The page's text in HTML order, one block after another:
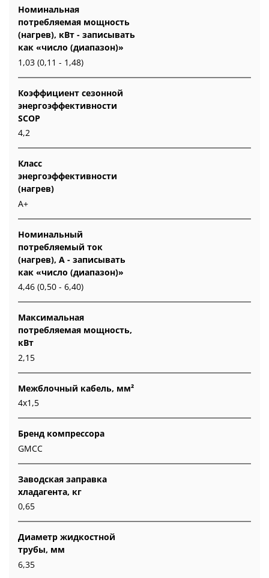
Номинальная
потребляемая мощность
(нагрев), кВт - записывать
как «число (диапазон)»
1,03 (0,11 - 1,48)
Коэффициент сезонной
энергоэффективности
SCOP
4,2
Класс
энергоэффективности
(нагрев)
А+
Номинальный
потребляемый ток
(нагрев), А - записывать
как «число (диапазон)»
4,46 (0,50 - 6,40)
Максимальная
потребляемая мощность,
кВт
2,15
Межблочный кабель, мм²
4x1,5
Бренд компрессора
GMCC
Заводская заправка
хладагента, кг
0,65
Диаметр жидкостной
трубы, мм
6,35